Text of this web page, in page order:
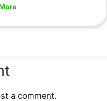
a comment.